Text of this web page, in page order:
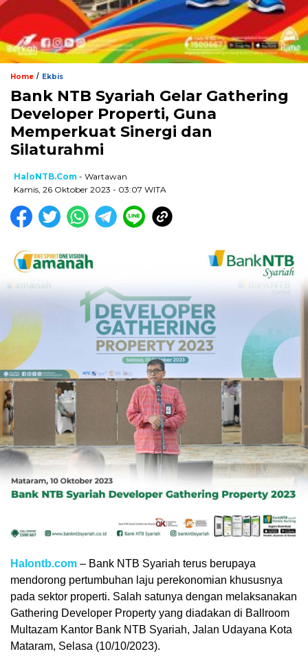
Home / Ekbis
Bank NTB Syariah Gelar Gathering
Developer Properti, Guna
Memperkuat Sinergi dan
Silaturahmi
HaloNTB.com - Wartawan
Kamis, 26 Oktober 2023 - 03:07 WITA
Halontb.com – Bank NTB Syariah terus berupaya
mendorong pertumbuhan laju perekonomian khususnya
pada sektor properti. Salah satunya dengan melaksanakan
Gathering Developer Property yang diadakan di Ballroom
Multazam Kantor Bank NTB Syariah, Jalan Udayana Kota
Mataram, Selasa (10/10/2023).